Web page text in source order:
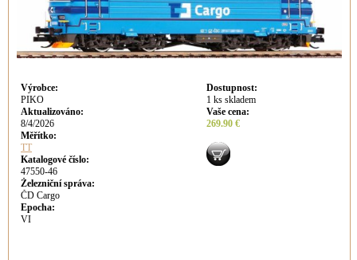
Výrobce:
PIKO
Aktualizováno:
8/4/2026
Měřítko:
TT
Katalogové číslo:
47550-46
Železniční správa:
ČD Cargo
Epocha:
VI
Dostupnost:
1 ks skladem
Vaše cena:
269.90 €